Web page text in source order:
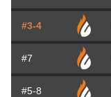
#3-4
#7
#5-8